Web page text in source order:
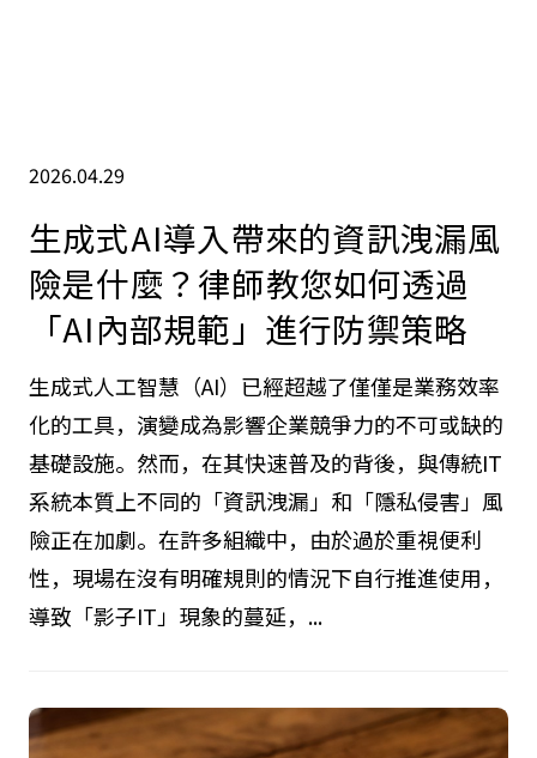
2026.04.29
生成式AI導入帶來的資訊洩漏風
險是什麼？律師教您如何透過
「AI內部規範」進行防禦策略
生成式人工智慧（AI）已經超越了僅僅是業務效率
化的工具，演變成為影響企業競爭力的不可或缺的
基礎設施。然而，在其快速普及的背後，與傳統IT
性，現場在沒有明確規則的情況下自行推進使用，